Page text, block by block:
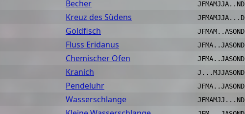
Becher JFMAMJJA..ND
Kreuz des Südens JFMAMJJA...D
Goldfisch JFMAM..ASOND
Fluss Eridanus JFMA..JASOND
Chemischer Ofen JFMA..JASOND
Kranich J...MJJASOND
Pendeluhr JFMA..JASOND
Wasserschlange JFMAMJJ...ND